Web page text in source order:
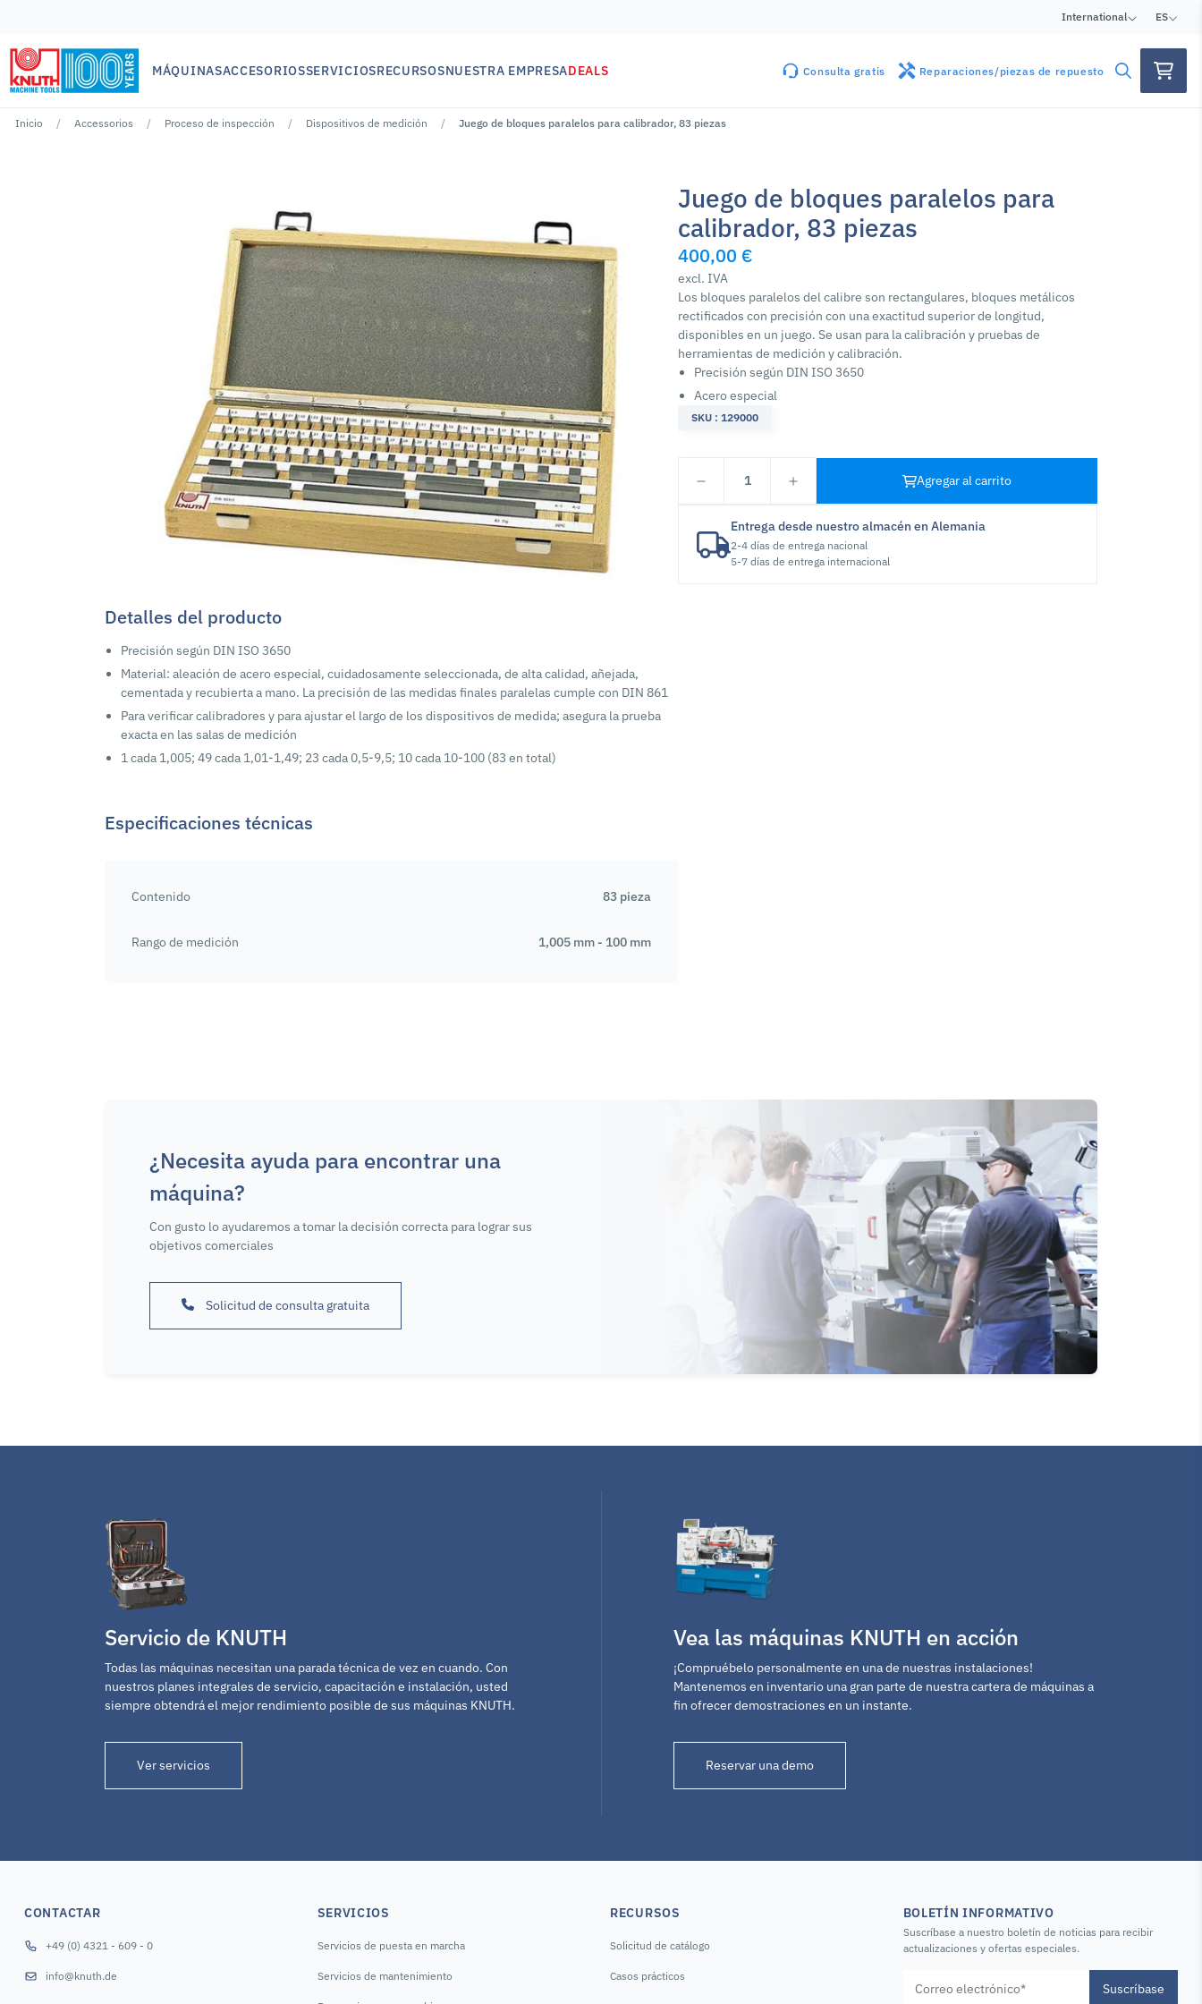
International ES
MÁQUINASACCESORIOSSERVICIOSRECURSOSNUESTRA EMPRESADEALS Consulta gratis Reparaciones/piezas de repuesto
Inicio Accessorios Proceso de inspección Dispositivos de medición Juego de bloques paralelos para calibrador, 83 piezas
Detalles del producto
Precisión según DIN ISO 3650
Material: aleación de acero especial, cuidadosamente seleccionada, de alta calidad, añejada,
cementada y recubierta a mano. La precisión de las medidas finales paralelas cumple con DIN 861
Para verificar calibradores y para ajustar el largo de los dispositivos de medida; asegura la prueba
exacta en las salas de medición
1 cada 1,005; 49 cada 1,01-1,49; 23 cada 0,5-9,5; 10 cada 10-100 (83 en total)
Especificaciones técnicas
Contenido 83 pieza
Rango de medición 1,005 mm - 100 mm
Juego de bloques paralelos para
calibrador, 83 piezas
400,00 €
excl. IVA
Los bloques paralelos del calibre son rectangulares, bloques metálicos
rectificados con precisión con una exactitud superior de longitud,
disponibles en un juego. Se usan para la calibración y pruebas de
herramientas de medición y calibración.
Precisión según DIN ISO 3650
Acero especial
SKU : 129000
1 Agregar al carrito
Entrega desde nuestro almacén en Alemania
2-4 días de entrega nacional
5-7 días de entrega internacional
¿Necesita ayuda para encontrar una
máquina?
Con gusto lo ayudaremos a tomar la decisión correcta para lograr sus
objetivos comerciales
Solicitud de consulta gratuita
Servicio de KNUTH
Todas las máquinas necesitan una parada técnica de vez en cuando. Con
nuestros planes integrales de servicio, capacitación e instalación, usted
siempre obtendrá el mejor rendimiento posible de sus máquinas KNUTH.
Ver servicios
Vea las máquinas KNUTH en acción
¡Compruébelo personalmente en una de nuestras instalaciones!
Mantenemos en inventario una gran parte de nuestra cartera de máquinas a
fin ofrecer demostraciones en un instante.
Reservar una demo
CONTACTAR
+49 (0) 4321 - 609 - 0
info@knuth.de
SERVICIOS
Servicios de puesta en marcha
Servicios de mantenimiento
RECURSOS
Solicitud de catálogo
Casos prácticos
BOLETÍN INFORMATIVO
Suscríbase a nuestro boletín de noticias para recibir
actualizaciones y ofertas especiales.
Suscríbase